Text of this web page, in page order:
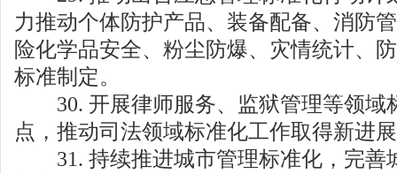
力推动个体防护产品、装备配备、消防
险化学品安全、粉尘防爆、灾情统计、
标准制定。
30. 开展律师服务、监狱管理等领域
点，推动司法领域标准化工作取得新进
31. 持续推进城市管理标准化，完善